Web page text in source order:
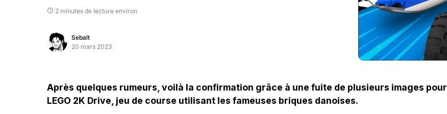
2 minutes de lecture environ
Sebalt
20 mars 2023
Après quelques rumeurs, voilà la confirmation grâce à une fuite de plusieurs images pour
LEGO 2K Drive, jeu de course utilisant les fameuses briques danoises.